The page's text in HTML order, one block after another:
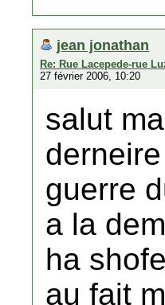
jean jonathan
Re: Rue Lacepede-rue
27 février 2006, 10:20
salut
guerre
a la
ha
au fait